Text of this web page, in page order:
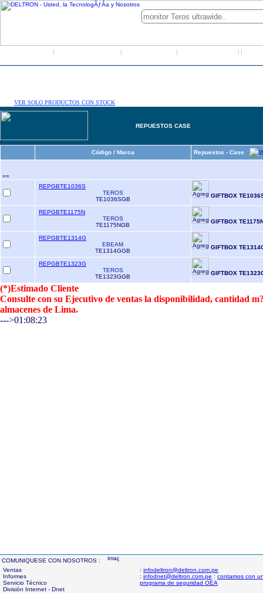
| | | | |
VER SOLO PRODUCTOS CON STOCK
REPUESTOS CASE
Código / Marca Repuestos - Case
==
REPGBTE1036S
TEROS
TE1036SGB
GIFTBOX
REPGBTE1175N
TEROS
TE1175NGB
GIFTBOX
REPGBTE1314G
EBEAM
TE1314GGB
GIFTBOX
REPGBTE1323G
TEROS
TE1323GGB
GIFTBOX
(*)Estimado Cliente
Consulte con su Ejecutivo de ventas la disponibilidad, cantidad
almacenes de Lima.
--->01:08:23
COMUNIQUESE CON NOSOTROS :
Ventas
Informes
Servicio Técnico
División Internet - Dnet
: infodeltron@deltron.com.pe
: infodnet@deltron.com.pe : contamos con
programa de seguridad OEA